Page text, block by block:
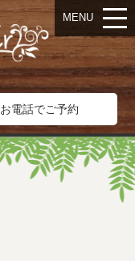
お電話でご予約
MENU